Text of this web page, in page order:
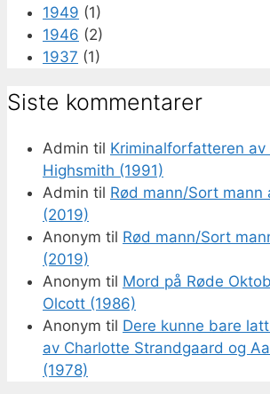
1949 (1)
1946 (2)
1937 (1)
Siste kommentarer
Admin til Kriminalforfatteren av
Highsmith (1991)
Admin til Rød mann/Sort mann
(2019)
Anonym til Rød mann/Sort
(2019)
Anonym til Mord på Røde
Olcott (1986)
Anonym til Dere kunne bare
av Charlotte Strandgaard og
(1978)